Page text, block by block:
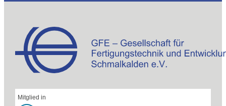
Mitglied in